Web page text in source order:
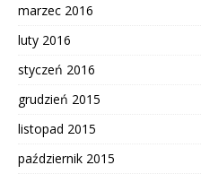
marzec 2016
luty 2016
styczeń 2016
grudzień 2015
listopad 2015
październik 2015